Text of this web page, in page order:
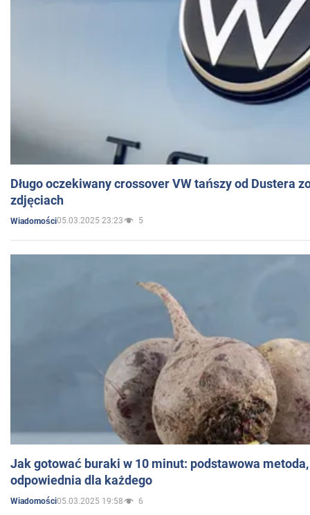
Długo oczekiwany crossover VW tańszy od Dustera
zdjęciach
Wiadomości05.03.2025 23:23 5
Jak gotować buraki w 10 minut: podstawowa
odpowiednia dla każdego
Wiadomości05.03.2025 19:58 6